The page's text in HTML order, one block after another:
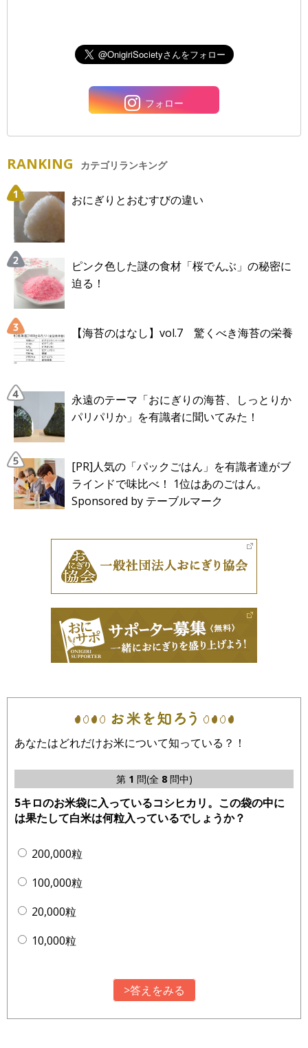
フォロー
RANKING カテゴリランキング
おにぎりとおむすびの違い
ピンク色した謎の食材「桜でんぶ」の秘密に
迫る！
【海苔のはなし】vol.7 驚くべき海苔の栄養
永遠のテーマ「おにぎりの海苔、しっとりか
パリパリか」を有識者に聞いてみた！
[PR]人気の「パックごはん」を有識者達がブ
ラインドで味比べ！ 1位はあのごはん。
Sponsored by テーブルマーク
あなたはどれだけお米について知っている？！
第 1 問(全 8問中)
5キロのお米袋に入っているコシヒカリ。この袋の中に
は果たして白米は何粒入っているでしょうか？
200,000粒
100,000粒
20,000粒
10,000粒
>答えをみる